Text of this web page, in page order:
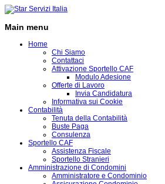
Main menu
Home
Chi Siamo
Contattaci
Attivazione Sportello CAF
Modulo Adesione
Offerte di Lavoro
Invia Candidatura
Informativa sui Cookie
Contabilità
Tenuta della Contabilità
Buste Paga
Consulenza
Sportello CAF
Assistenza Fiscale
Sportello Stranieri
Amministrazione di Condomini
Amministratore e Condominio